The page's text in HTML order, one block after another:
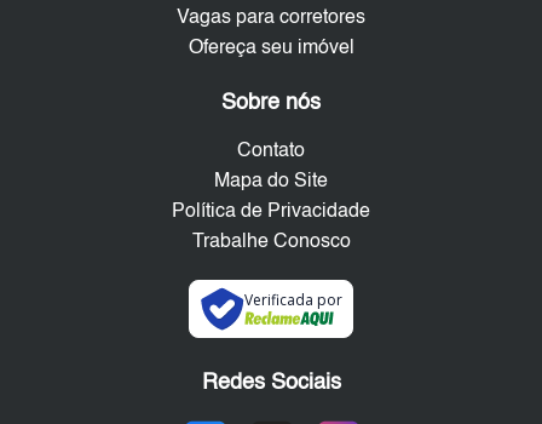
Vagas para corretores
Ofereça seu imóvel
Sobre nós
Contato
Mapa do Site
Política de Privacidade
Trabalhe Conosco
Verificada por
Redes Sociais